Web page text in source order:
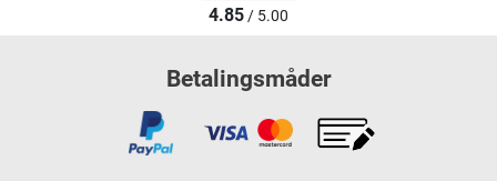
4.85/ 5.00
Betalingsmåder